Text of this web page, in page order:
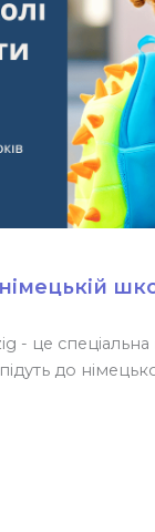
- це спеціальна
до